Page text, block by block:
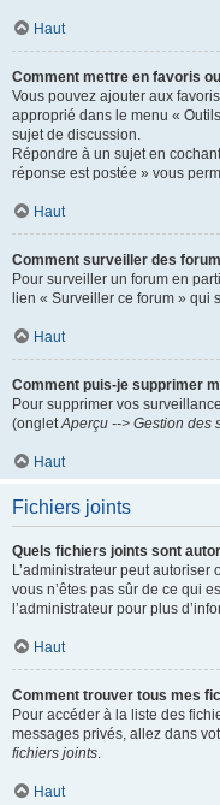
Haut
Comment mettre en favoris
Vous pouvez ajouter aux
approprié dans le menu «
sujet de discussion.
Répondre à un sujet en
réponse est postée » vous
Haut
Comment surveiller des
Pour surveiller un forum en
lien « Surveiller ce forum » qui
Haut
Comment puis-je supprimer
Pour supprimer vos
(ongletAperçu --> Gestion des
Haut
Fichiers joints
Quels fichiers joints sont
L’administrateur peut
vous n’êtes pas sûr de ce qui
l’administrateur pour plus
Haut
Comment trouver tous mes
Pour accéder à la liste des
messages privés, allez dans
fichiers joints.
Haut